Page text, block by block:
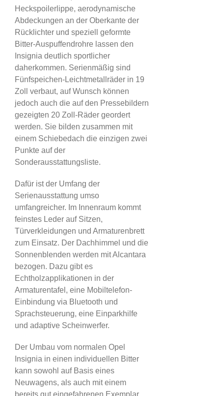
Heckspoilerlippe, aerodynamische
Abdeckungen an der Oberkante der
Rücklichter und speziell geformte
Bitter-Auspuffendrohre lassen den
Insignia deutlich sportlicher
daherkommen. Serienmäßig sind
Fünfspeichen-Leichtmetallräder in 19
Zoll verbaut, auf Wunsch können
jedoch auch die auf den Pressebildern
gezeigten 20 Zoll-Räder geordert
werden. Sie bilden zusammen mit
einem Schiebedach die einzigen zwei
Punkte auf der
Sonderausstattungsliste.
Dafür ist der Umfang der
Serienausstattung umso
umfangreicher. Im Innenraum kommt
feinstes Leder auf Sitzen,
Türverkleidungen und Armaturenbrett
zum Einsatz. Der Dachhimmel und die
Sonnenblenden werden mit Alcantara
bezogen. Dazu gibt es
Echtholzapplikationen in der
Armaturentafel, eine Mobiltelefon-
Einbindung via Bluetooth und
Sprachsteuerung, eine Einparkhilfe
und adaptive Scheinwerfer.
Der Umbau vom normalen Opel
Insignia in einen individuellen Bitter
kann sowohl auf Basis eines
Neuwagens, als auch mit einem
bereits gut eingefahrenen Exemplar